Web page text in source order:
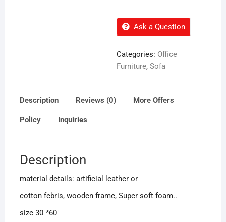
Ask a Question
Categories: Office
Furniture,Sofa
Description Reviews (0) More Offers
Policy Inquiries
Description
material details: artificial leather or
cotton febris, wooden frame, Super soft foam..
size 30″*60″